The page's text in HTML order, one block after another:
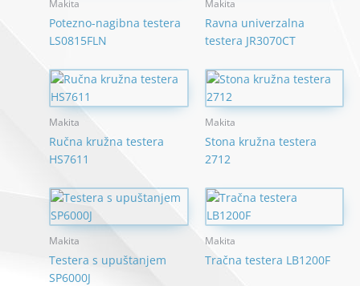
Makita
Potezno-nagibna testera
LS0815FLN
Makita
Ravna univerzalna
testera JR3070CT
Makita
Ručna kružna testera
HS7611
Makita
Stona kružna testera
2712
Makita
Testera s upuštanjem
SP6000J
Makita
Tračna testera LB1200F